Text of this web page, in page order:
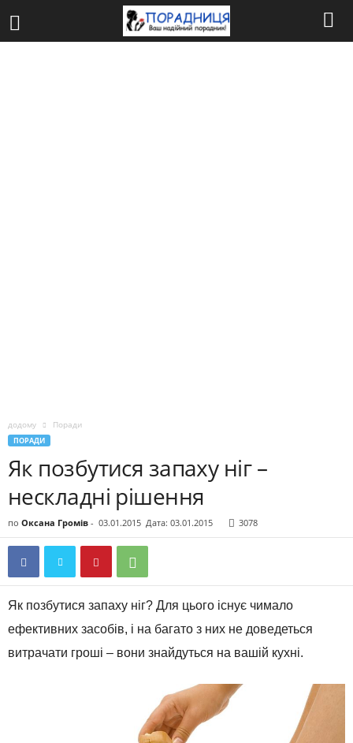
додому Поради
ПОРАДИ
Як позбутися запаху ніг –
нескладні рішення
по Оксана Громів - 03.01.2015 Дата: 03.01.2015 3078
Як позбутися запаху ніг? Для цього існує чимало
ефективних засобів, і на багато з них не доведеться
витрачати гроші – вони знайдуться на вашій кухні.